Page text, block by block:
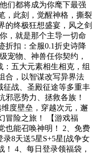
们都将成为你麾下最强
，此刻，觉醒神格，撕裂
的终极狂想盛宴，风之剑
，就是那个主导一切命
折扣：全服0.1折史诗降
宠物、神兽任你契约，
五大元素相生相克，组
合，以智谋改写异界法
征战、圣殿征途等多重丰
邪恶势力、拯救各族！
度壁垒，穿越次元，邂
冒险之旅！ 【游戏福
也能召唤神明！ 2、免费
8天送5星S+5星[战争女
4、每日登录领福袋，